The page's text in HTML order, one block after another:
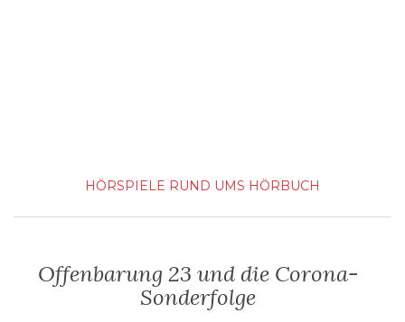
HÖRSPIELE RUND UMS HÖRBUCH
Offenbarung 23 und die Corona-
Sonderfolge